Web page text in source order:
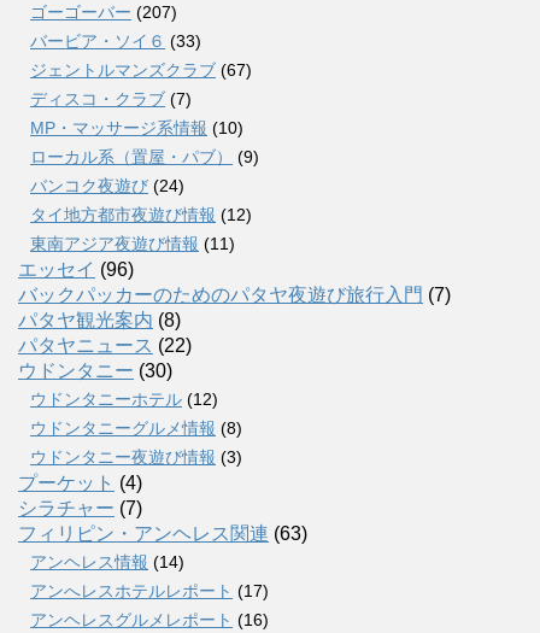
ゴーゴーバー (207)
バービア・ソイ６ (33)
ジェントルマンズクラブ (67)
ディスコ・クラブ (7)
MP・マッサージ系情報 (10)
ローカル系（置屋・パブ）
(9)
バンコク夜遊び (24)
タイ地方都市夜遊び情報 (12)
東南アジア夜遊び情報 (11)
エッセイ (96)
バックパッカーのためのパタヤ夜遊び旅行入門 (7)
パタヤ観光案内 (8)
パタヤニュース (22)
ウドンタニー (30)
ウドンタニーホテル (12)
ウドンタニーグルメ情報 (8)
ウドンタニー夜遊び情報 (3)
プーケット (4)
シラチャー (7)
フィリピン・アンヘレス関連 (63)
アンヘレス情報 (14)
アンへレスホテルレポート (17)
アンヘレスグルメレポート (16)